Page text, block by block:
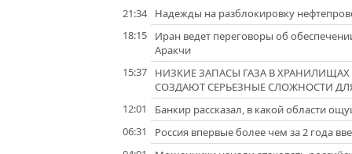
21:34
Надежды на разблокировку
18:15
Иран ведет переговоры об
Аракчи
15:37
НИЗКИЕ ЗАПАСЫ ГАЗА В
СОЗДАЮТ СЕРЬЕЗНЫЕ СЛОЖНОСТИ
12:01
Банкир рассказал, в какой области
06:31
Россия впервые более чем за 2 года